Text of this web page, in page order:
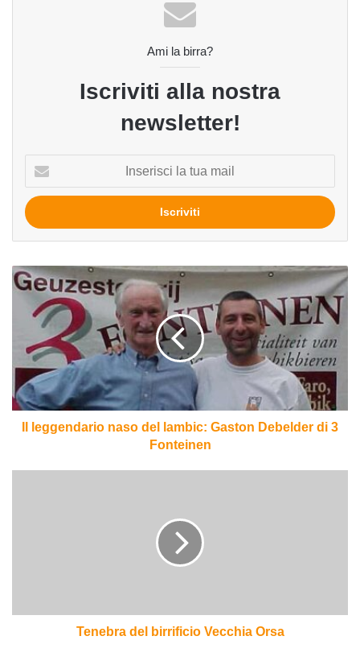
Ami la birra?
Iscriviti alla nostra
newsletter!
tua
mail
Il
leggendario
lambic:
Gaston
Debelder
di
3
Fonteinen
Il leggendario naso del lambic: Gaston Debelder di 3
Fonteinen
Tenebra del birrificio Vecchia Orsa